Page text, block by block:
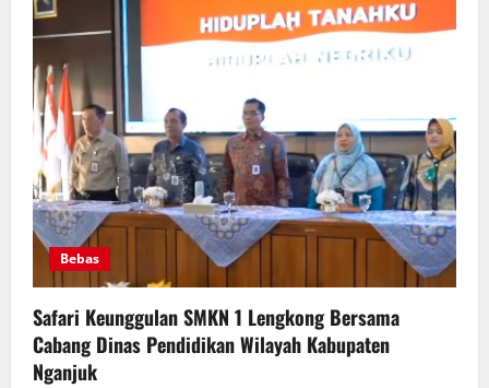
1
Lengkong
Resmi
Buka
Industri
Bersama
Indoprima
Gemilang
Bebas
Safari Keunggulan SMKN 1 Lengkong Bersama
Cabang Dinas Pendidikan Wilayah Kabupaten
Nganjuk